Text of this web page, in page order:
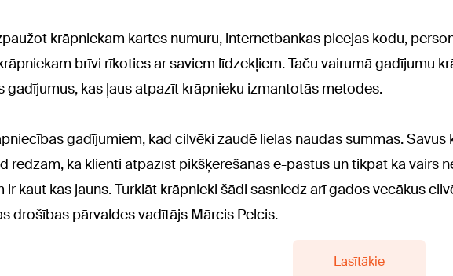
krāpniekam kartes numuru, internetbankas pieejas kodu,
brīvi rīkoties ar saviem līdzekļiem. Taču vairumā gadījumu
kas ļaus atpazīt krāpnieku izmantotās metodes.
gadījumiem, kad cilvēki zaudē lielas naudas summas. Savus
ka klienti atpazīst pikšķerēšanas e-pastus un tikpat kā vairs
kaut kas jauns. Turklāt krāpnieki šādi sasniedz arī gados vecākus
drošības pārvaldes vadītājs Mārcis Pelcis.
Lasītākie